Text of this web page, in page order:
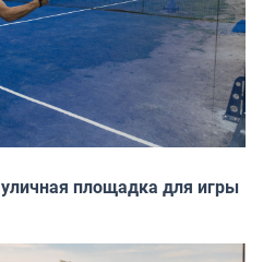
площадка для игры